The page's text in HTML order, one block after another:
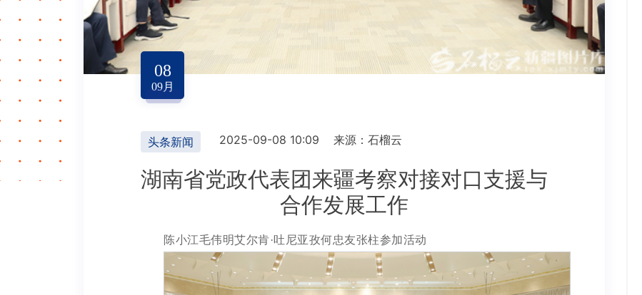
08
09月
头条新闻 2025-09-08 10:09 来源：石榴云
湖南省党政代表团来疆考察对接对口支援与
合作发展工作
陈小江毛伟明艾尔肯·吐尼亚孜何忠友张柱参加活动